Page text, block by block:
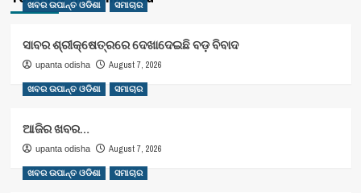
ଖବର ଉପାନ୍ତ ଓଡିଶା ସମାଚାର
ସାବର ଶ୍ରୀକ୍ଷେତ୍ରରେ ଦେଖାଦେଇଛି ବଡ଼ ବିବାଦ
upanta odisha August 7, 2026
ଖବର ଉପାନ୍ତ ଓଡିଶା ସମାଚାର
ଆଜିର ଖବର…
upanta odisha August 7, 2026
ଖବର ଉପାନ୍ତ ଓଡିଶା ସମାଚାର